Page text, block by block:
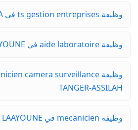
وظيفة ts gestion entreprises في EL JADIDA
وظيفة aide laboratoire في LAAYOUNE
TANGER-ASSILAH
وظيفة mecanicien في LAAYOUNE